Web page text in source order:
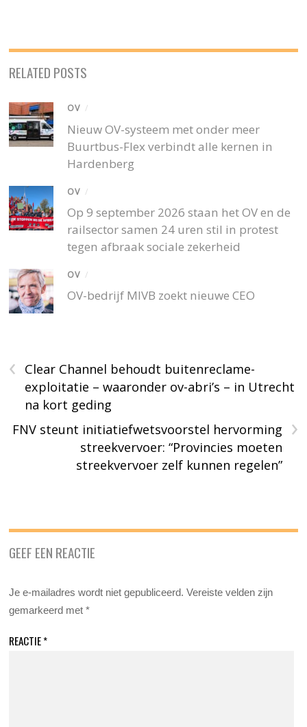
RELATED POSTS
OV /
Nieuw OV-systeem met onder meer
Buurtbus-Flex verbindt alle kernen in
Hardenberg
OV /
Op 9 september 2026 staan het OV en de
railsector samen 24 uren stil in protest
tegen afbraak sociale zekerheid
OV /
OV-bedrijf MIVB zoekt nieuwe CEO
‹
Clear Channel behoudt buitenreclame-
exploitatie – waaronder ov-abri’s – in Utrecht
na kort geding
›
FNV steunt initiatiefwetsvoorstel hervorming
streekvervoer: “Provincies moeten
streekvervoer zelf kunnen regelen”
GEEF EEN REACTIE
Je e-mailadres wordt niet gepubliceerd. Vereiste velden zijn
gemarkeerd met*
REACTIE*